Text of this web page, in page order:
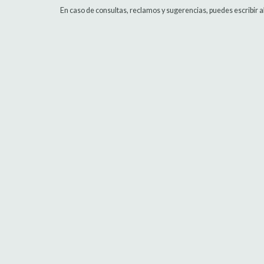
En caso de consultas, reclamos y sugerencias, puedes escribir